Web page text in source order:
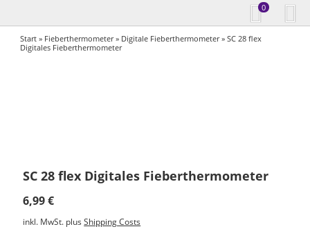
0
Start » Fieberthermometer» Digitale Fieberthermometer» SC 28 flex
Digitales Fieberthermometer
SC 28 flex Digitales Fieberthermometer
6,99€
inkl. MwSt. plusShipping Costs